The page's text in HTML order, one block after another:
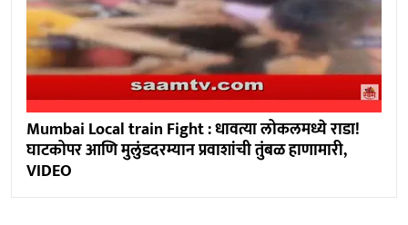
Mumbai Local train Fight : धावत्या लोकलमध्ये राडा!
घाटकोपर आणि मुलुंडदरम्यान प्रवाशांची तुंबळ हाणामारी,
VIDEO